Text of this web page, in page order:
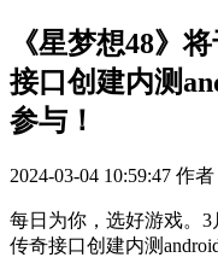
《星梦想48》
接口创建内测
参与！
2024-03-04 10:59:47 作
每日为你，选好游戏。3
传奇接口创建内测